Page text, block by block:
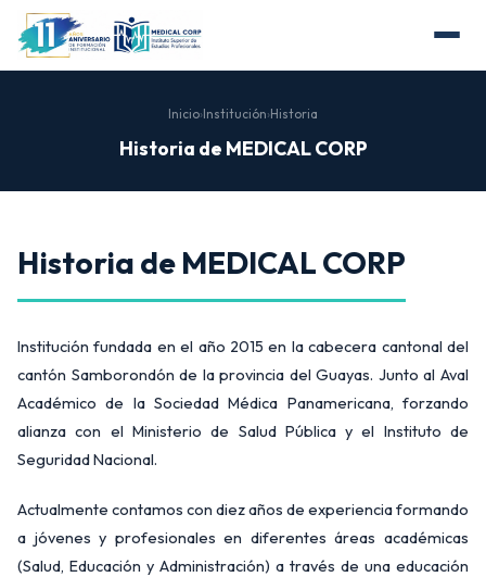
Inicio›Institución›Historia
Historia de MEDICAL CORP
Historia de MEDICAL CORP
Institución fundada en el año 2015 en la cabecera cantonal del
cantón Samborondón de la provincia del Guayas. Junto al Aval
Académico de la Sociedad Médica Panamericana, forzando
alianza con el Ministerio de Salud Pública y el Instituto de
Seguridad Nacional.
Actualmente contamos con diez años de experiencia formando
a jóvenes y profesionales en diferentes áreas académicas
(Salud, Educación y Administración) a través de una educación